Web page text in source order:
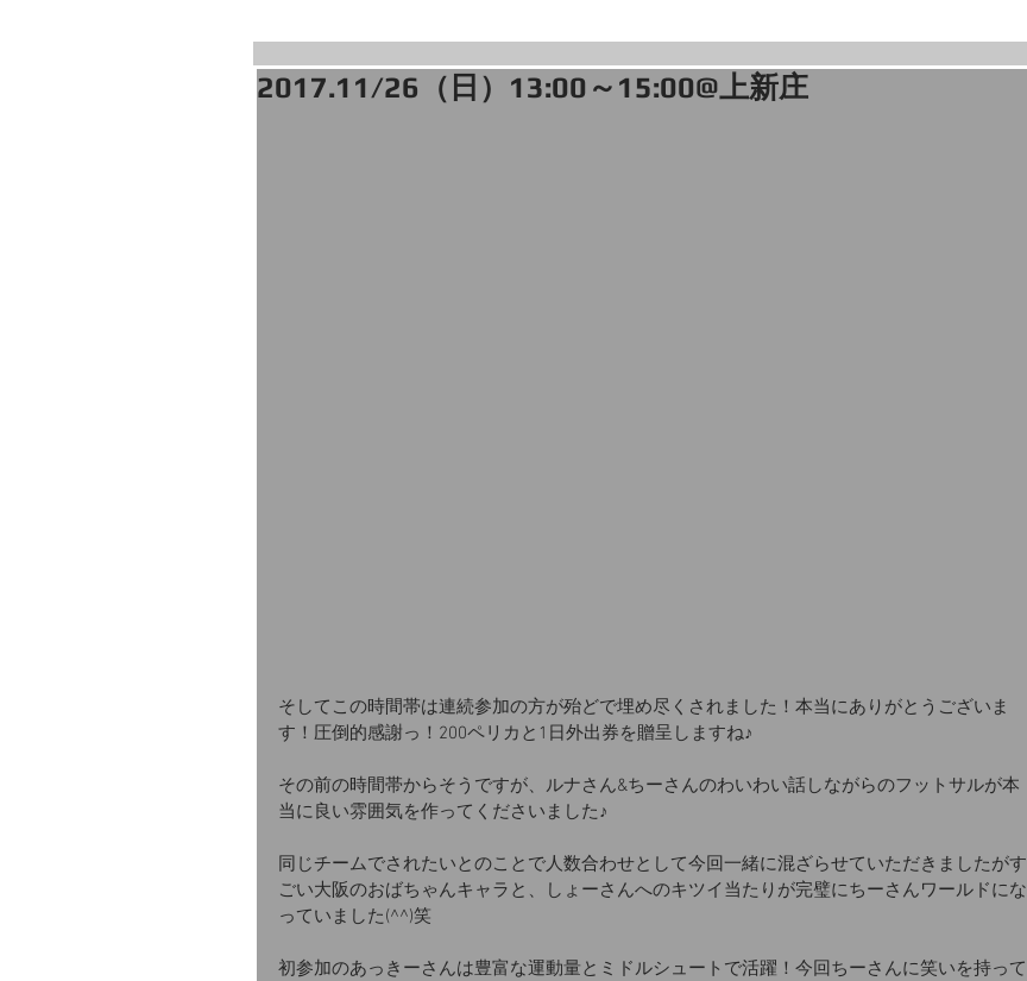
2017.11/26（日）13:00～15:00@上新庄
そしてこの時間帯は連続参加の方が殆どで埋め尽くされました！本当にありがとうございま
す！圧倒的感謝っ！200ペリカと1日外出券を贈呈しますね♪
その前の時間帯からそうですが、ルナさん&ちーさんのわいわい話しながらのフットサルが本
当に良い雰囲気を作ってくださいました♪
同じチームでされたいとのことで人数合わせとして今回一緒に混ざらせていただきましたがす
ごい大阪のおばちゃんキャラと、しょーさんへのキツイ当たりが完璧にちーさんワールドにな
っていました(^^)笑
初参加のあっきーさんは豊富な運動量とミドルシュートで活躍！今回ちーさんに笑いを持って